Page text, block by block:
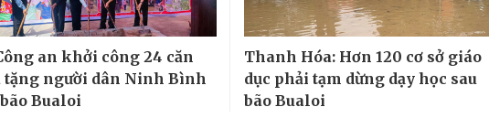
an khởi công 24 căn
tặng người dân Ninh Bình
Bualoi
Thanh Hóa: Hơn 120 cơ sở giáo
dục phải tạm dừng dạy học sau
bão Bualoi